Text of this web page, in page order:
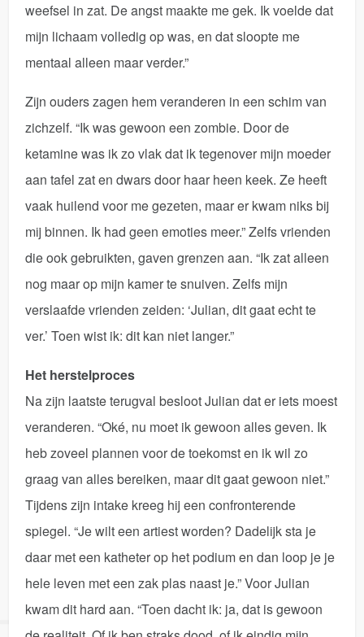
weefsel in zat. De angst maakte me gek. Ik voelde dat
mijn lichaam volledig op was, en dat sloopte me
mentaal alleen maar verder.”
Zijn ouders zagen hem veranderen in een schim van
zichzelf. “Ik was gewoon een zombie. Door de
ketamine was ik zo vlak dat ik tegenover mijn moeder
aan tafel zat en dwars door haar heen keek. Ze heeft
vaak huilend voor me gezeten, maar er kwam niks bij
mij binnen. Ik had geen emoties meer.” Zelfs vrienden
die ook gebruikten, gaven grenzen aan. “Ik zat alleen
nog maar op mijn kamer te snuiven. Zelfs mijn
verslaafde vrienden zeiden: ‘Julian, dit gaat echt te
ver.’ Toen wist ik: dit kan niet langer.”
Het herstelproces
Na zijn laatste terugval besloot Julian dat er iets moest
veranderen. “Oké, nu moet ik gewoon alles geven. Ik
heb zoveel plannen voor de toekomst en ik wil zo
graag van alles bereiken, maar dit gaat gewoon niet.”
Tijdens zijn intake kreeg hij een confronterende
spiegel. “Je wilt een artiest worden? Dadelijk sta je
daar met een katheter op het podium en dan loop je je
hele leven met een zak plas naast je.” Voor Julian
kwam dit hard aan. “Toen dacht ik: ja, dat is gewoon